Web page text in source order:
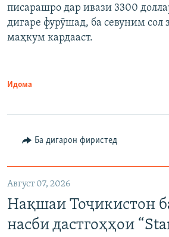
писарашро дар ивази 3300
дигаре фурӯшад, ба севуним сол
маҳкум кардааст.
Идома
Ба дигарон фиристед
Август 07, 2026
Нақшаи Тоҷикистон
насби дастгоҳҳои